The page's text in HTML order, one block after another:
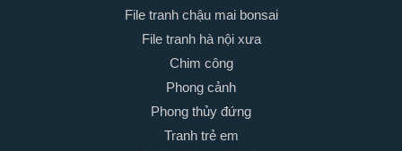
File tranh chậu mai bonsai
File tranh hà nội xưa
Chim công
Phong cảnh
Phong thủy đứng
Tranh trẻ em